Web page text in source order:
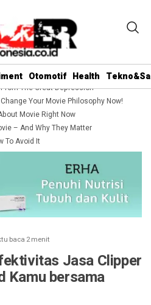
Otomotif Health
The Great Depression
Your Movie Philosophy Now!
Movie Right Now
– And Why They Matter
To Avoid It
baca 2 menit
Jasa Clipper
Kamu bersama